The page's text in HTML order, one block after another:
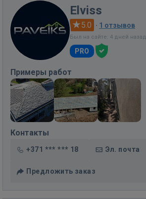
Elviss
5.0 · 1 отзывов
Был на сайте: 4 дней назад
PRO
Примеры работ
Контакты
+371 *** *** 18 Эл. почта
Предложить заказ